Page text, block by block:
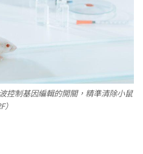
控制基因編輯的開關，精準清除小鼠